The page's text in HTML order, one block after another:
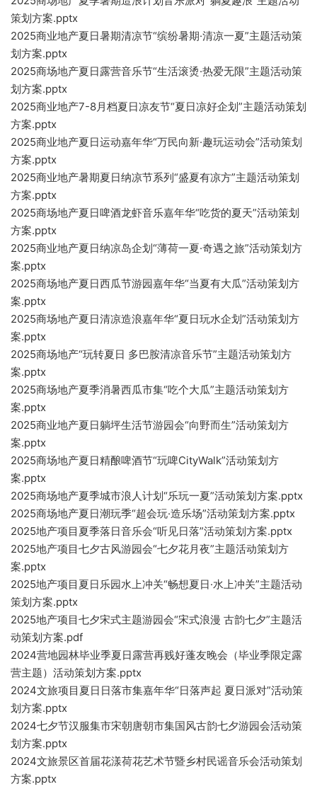
策划方案.pptx
2025商业地产夏日暑期清凉节“缤纷暑期·清凉一夏”主题活动策
划方案.pptx
2025商场地产夏日露营音乐节“生活滚烫·热爱无限”主题活动策
划方案.pptx
2025商业地产7-8月档夏日凉友节“夏日凉好企划”主题活动策划
方案.pptx
2025商业地产夏日运动嘉年华“万民向新·趣玩运动会”活动策划
方案.pptx
2025商业地产暑期夏日纳凉节系列“盛夏有凉方”主题活动策划
方案.pptx
2025商场地产夏日啤酒龙虾音乐嘉年华“吃货的夏天”活动策划
方案.pptx
2025商业地产夏日纳凉岛企划“薄荷一夏·奇遇之旅”活动策划方
案.pptx
2025商场地产夏日西瓜节游园嘉年华“当夏有大瓜”活动策划方
案.pptx
2025商场地产夏日清凉造浪嘉年华“夏日玩水企划”活动策划方
案.pptx
2025商场地产“玩转夏日 多巴胺清凉音乐节”主题活动策划方
案.pptx
2025商场地产夏季消暑西瓜市集“吃个大瓜”主题活动策划方
案.pptx
2025商业地产夏日躺坪生活节游园会“向野而生”活动策划方
案.pptx
2025商场地产夏日精酿啤酒节“玩啤CityWalk”活动策划方
案.pptx
2025商场地产夏季城市浪人计划“乐玩一夏”活动策划方案.pptx
2025商场地产夏日潮玩季“超会玩·造乐场”活动策划方案.pptx
2025地产项目夏季落日音乐会“听见日落”活动策划方案.pptx
2025地产项目七夕古风游园会“七夕花月夜”主题活动策划方
案.pptx
2025地产项目夏日乐园水上冲关“畅想夏日·水上冲关”主题活动
策划方案.pptx
2025地产项目七夕宋式主题游园会“宋式浪漫 古韵七夕”主题活
动策划方案.pdf
2024营地园林毕业季夏日露营再贱好蓬友晚会（毕业季限定露
营主题）活动策划方案.pptx
2024文旅项目夏日日落市集嘉年华“日落声起 夏日派对”活动策
划方案.pptx
2024七夕节汉服集市宋朝唐朝市集国风古韵七夕游园会活动策
划方案.pptx
2024文旅景区首届花漾荷花艺术节暨乡村民谣音乐会活动策划
方案.pptx